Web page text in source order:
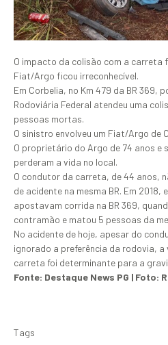
O impacto da colisão com a carreta
Fiat/Argo ficou irreconhecível.
Em Corbelia, no Km 479 da BR 369,
Rodoviária Federal atendeu uma
pessoas mortas.
O sinistro envolveu um Fiat/Argo de
O proprietário do Argo de 74 anos e
perderam a vida no local.
O condutor da carreta, de 44 anos,
de acidente na mesma BR. Em 2018,
apostavam corrida na BR 369,
contramão e matou 5 pessoas da
No acidente de hoje, apesar do
ignorado a preferência da rodovia,
carreta foi determinante para a
Fonte: Destaque News PG | Foto:
Tags